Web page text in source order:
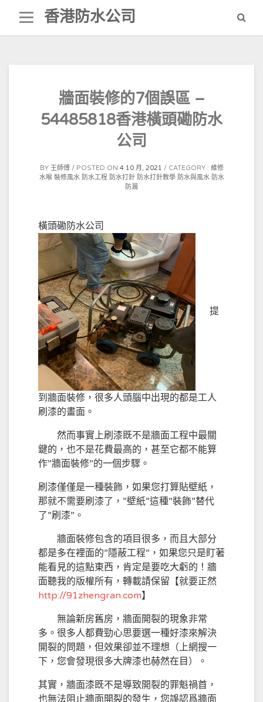
content
香港防水公司
牆面裝修的7個誤區 –
54485818香港橫頭磡防水
公司
BY 王師傅 POSTED ON 4 10 月, 2021 CATEGORY : 維修
水喉 裝修風水 防水工程 防水打針 防水打針教學 防水與風水 防水
防漏
橫頭磡防水公司
提
到牆面裝修，很多人頭腦中出現的都是工人
刷漆的畫面。
然而事實上刷漆既不是牆面工程中最關
鍵的，也不是花費最高的，甚至它都不能算
作”牆面裝修”的一個步驟。
刷漆僅僅是一種裝飾，如果您打算貼壁紙，
那就不需要刷漆了，”壁紙”這種”裝飾”替代
了”刷漆”。
牆面裝修包含的項目很多，而且大部分
都是多在裡面的”隱蔽工程”，如果您只是盯著
能看見的這點東西，肯定是要吃大虧的！牆
面聽我的版權所有，轉載請保留【就要正然
http://91zhengran.com】
無論新房舊房，牆面開裂的現象非常
多。很多人都費勁心思要選一種好漆來解決
開裂的問題，但效果卻並不理想（上網搜一
下，您會發現很多大牌漆也赫然在目）。
其實，牆面漆既不是導致開裂的罪魁禍首，
也無法阻止牆面開裂的發生，您誤認爲牆面